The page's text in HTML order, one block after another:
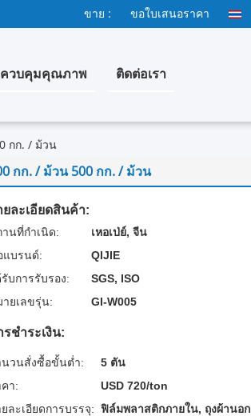
ขาย : ขอใบเสนอราคา
ควบคุมคุณภาพ ติดต่อเรา
กก. / ม้วน
กก. / ม้วน 500 กก. / ม้วน
ยละเอียดสินค้า:
านที่กำเนิด:
เหอเป่ย์, จีน
แบรนด์:
QIJIE
บการรับรอง:
SGS, ISO
ายเลขรุ่น:
GI-W005
รชำระเงิน:
นวนสั่งซื้อขั้นต่ำ:
5 ตัน
า:
USD 720/ton
ยละเอียดการบรรจุ: ฟิล์มพลาสติกภายใน, ถุงผ้านอก